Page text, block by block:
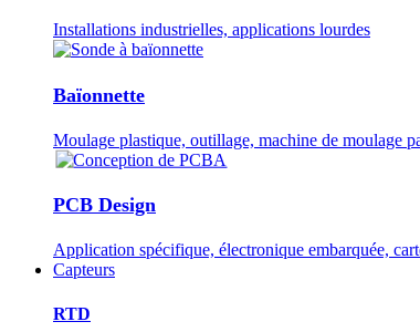
Installations industrielles, applications lourdes
Baïonnette
Moulage plastique, outillage, machine de moulage
PCB Design
Application spécifique, électronique embarquée,
Capteurs
RTD